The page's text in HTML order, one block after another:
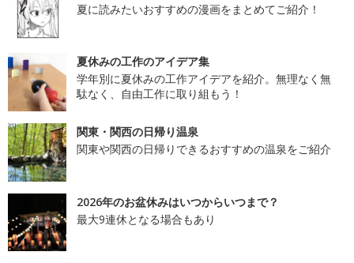
夏に読みたいおすすめの漫画をまとめてご紹介！
夏休みの工作のアイデア集
学年別に夏休みの工作アイデアを紹介。無理なく無
駄なく、自由工作に取り組もう！
関東・関西の日帰り温泉
関東や関西の日帰りできるおすすめの温泉をご紹介
2026年のお盆休みはいつからいつまで？
最大9連休となる場合もあり